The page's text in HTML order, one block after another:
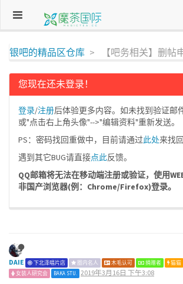
银吧的精品区仓库 【吧务相关】删帖
您现在还未登录！
登录/注册后体验更多内容。如未找到验证邮
或"点击右上角头像"-->"编辑资料"重新发送。
PS：密码找回重做中，目前请通过此处来找回
遇到其它BUG请直接点此反馈。
QQ邮箱将无法在移动端注册或验证，使用
非国产浏览器(例：Chrome/Firefox)登录。
DAIE 下北泽唱片店 圈内名人 木毛认可 捐赠者 猫猫
女装人研究会
BAKA STU. 2019年3月16日 下午3:08